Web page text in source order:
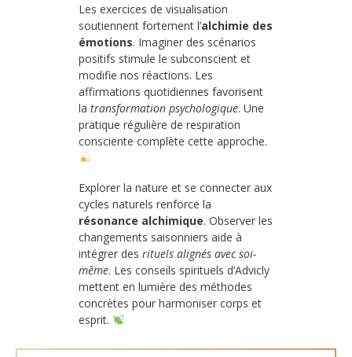
Les exercices de visualisation
soutiennent fortement l’alchimie des
émotions. Imaginer des scénarios
positifs stimule le subconscient et
modifie nos réactions. Les
affirmations quotidiennes favorisent
la transformation psychologique. Une
pratique régulière de respiration
consciente complète cette approche.
Explorer la nature et se connecter aux
cycles naturels renforce la
résonance alchimique. Observer les
changements saisonniers aide à
intégrer des rituels alignés avec soi-
même. Les conseils spirituels d’Advicly
mettent en lumière des méthodes
concrètes pour harmoniser corps et
esprit.